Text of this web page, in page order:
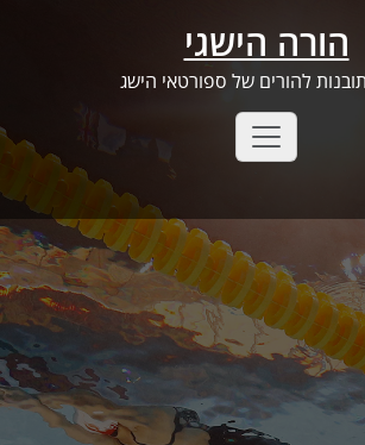
הורה הישגי
להורים של ספורטאי הישג